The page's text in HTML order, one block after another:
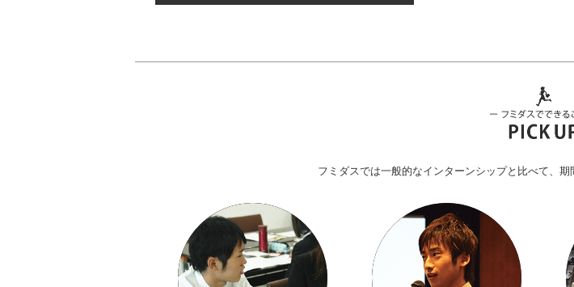
フミダスでは一般的なインターンシップと比べて、期